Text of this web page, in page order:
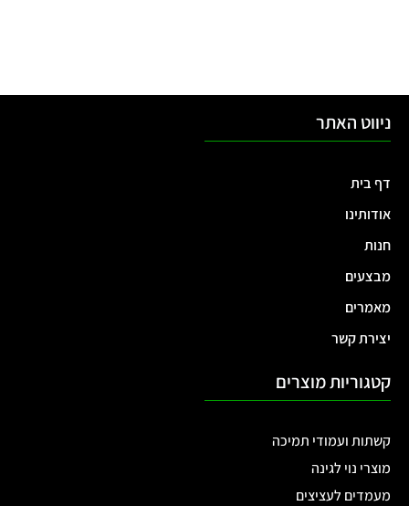
ניווט האתר
דף בית
אודותינו
חנות
מבצעים
מאמרים
יצירת קשר
קטגוריות מוצרים
קשתות ועמודי תמיכה
מוצרי נוי לגינה
מעמדים לעציצים